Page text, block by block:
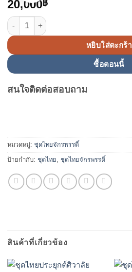
20,000฿
จำนวน ชุดไทยจักรพรรดิ์ ชิ้น
หยิบใส่ตะกร้า
ซื้อตอนนี้
สนใจติดต่อสอบถาม
หมวดหมู่: ชุดไทยจักรพรรดิ์
ป้ายกำกับ: ชุดไทย, ชุดไทยจักรพรรดิ์
สินค้าที่เกี่ยวข้อง